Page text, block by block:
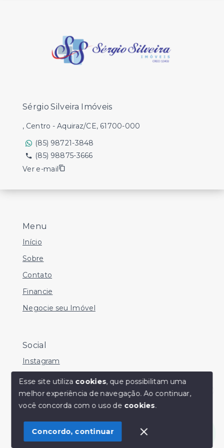
Olá! Estamos disponíveis para te ajudar.
Menu
Início
Sobre
Contato
Financie
Negocie seu Imóvel
Social
Instagram
Facebook
Youtube
© Copyright 2026 - Sérgio Silveira Imóveis - Todos os
direitos reservados
Sérgio Silveira Imóveis
, Centro - Aquiraz/CE, 61700-000
(85) 98721-3848
(85) 98875-3666
Ver e-mail
Esse site utiliza cookies, que possibilitam uma
melhor experiência de navegação.Ao continuar,
você concorda com o uso de cookies.
Concordo, continuar